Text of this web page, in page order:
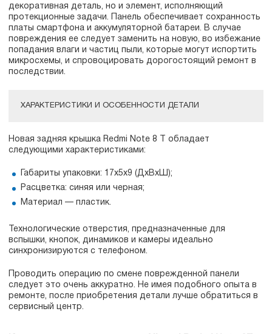
декоративная деталь, но и элемент, исполняющий
протекционные задачи. Панель обеспечивает сохранность
платы смартфона и аккумуляторной батареи. В случае
повреждения ее следует заменить на новую, во избежание
попадания влаги и частиц пыли, которые могут испортить
микросхемы, и спровоцировать дорогостоящий ремонт в
последствии.
ХАРАКТЕРИСТИКИ И ОСОБЕННОСТИ ДЕТАЛИ
Новая задняя крышка Redmi Note 8 T обладает
следующими характеристиками:
Габариты упаковки: 17x5x9 (ДxВxШ);
Расцветка: синяя или черная;
Материал — пластик.
Технологические отверстия, предназначенные для
вспышки, кнопок, динамиков и камеры идеально
синхронизируются с телефоном.
Проводить операцию по смене поврежденной панели
следует это очень аккуратно. Не имея подобного опыта в
ремонте, после приобретения детали лучше обратиться в
сервисный центр.